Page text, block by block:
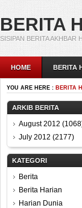
BERITA
SISIPAN BERITA AKHBAR
HOME BERITA
YOU ARE HERE : BERITA
ARKIB BERITA
August 2012
July 2012 (2177)
KATEGORI
Berita
Berita Harian
Harian Dunia